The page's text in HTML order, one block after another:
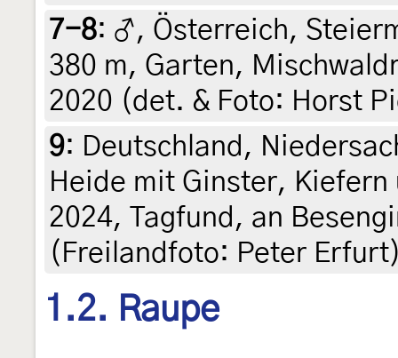
7-8: ♂, Österreich,
380 m, Garten,
2020 (det. & Foto: Horst
9: Deutschland,
Heide mit Ginster,
2024, Tagfund, an
(Freilandfoto: Peter
1.2. Raupe